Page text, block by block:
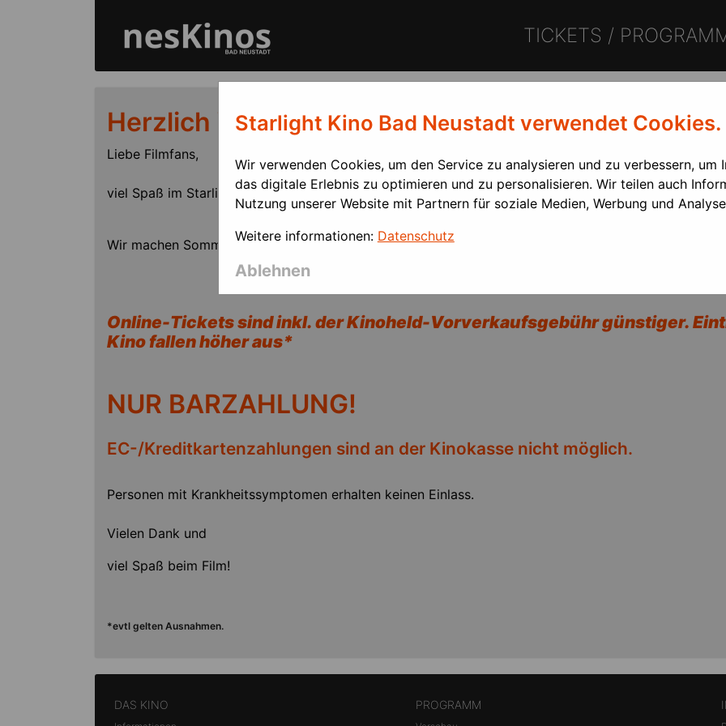
TICKETS /
Herzlich Willkommen
Liebe Filmfans,
viel Spaß im Starlight-Kino Bad Neustadt.
Wir machen Sommerpause vom 10.8. bis 23.9.
Online-Tickets sind inkl. der Kinoheld-Vorverkaufsgebühr günstiger.
Kino fallen höher aus*
NUR BARZAHLUNG!
EC-/Kreditkartenzahlungen sind an der Kinokasse nicht möglich.
Personen mit Krankheitssymptomen erhalten keinen Einlass.
Vielen Dank und
viel Spaß beim Film!
*evtl gelten Ausnahmen.
Starlight Kino Bad Neustadt verwendet Cookies.
Wir verwenden Cookies, um den Service zu analysieren und zu verbessern, um
das digitale Erlebnis zu optimieren und zu personalisieren. Wir teilen auch
Nutzung unserer Website mit Partnern für soziale Medien, Werbung und
Weitere informationen: Datenschutz
Ablehnen
DAS KINO PROGRAMM